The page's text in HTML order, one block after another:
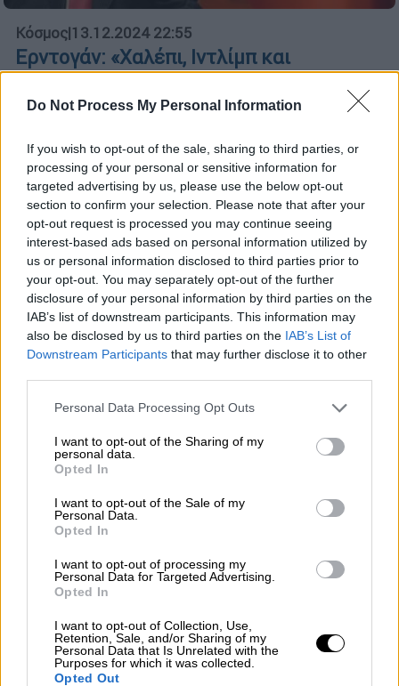
Do Not Process My Personal Information
If you wish to opt-out of the sale, sharing to third parties, or
processing of your personal or sensitive information for
targeted advertising by us, please use the below opt-out
section to confirm your selection. Please note that after your
opt-out request is processed you may continue seeing
interest-based ads based on personal information utilized by
us or personal information disclosed to third parties prior to
your opt-out. You may separately opt-out of the further
disclosure of your personal information by third parties on the
IAB’s list of downstream participants. This information may
also be disclosed by us to third parties on the IAB’s List of
Downstream Participants that may further disclose it to other
Please note that this website/app uses one or more Google
not limited to your visit or usage behaviour. You may click to
grant or deny consent to Google and its third-party tags to
use your data for below specified purposes in below Google
consent section.
Personal Data Processing Opt Outs
I want to opt-out of the Sharing of my
personal data.
Opted In
I want to opt-out of the Sale of my
Personal Data.
Opted In
I want to opt-out of processing my
Personal Data for Targeted Advertising.
Opted In
I want to opt-out of Collection, Use,
Retention, Sale, and/or Sharing of my
Personal Data that Is Unrelated with the
Purposes for which it was collected.
Opted Out
Κόσμος|13.12.2024 22:55
Ερντογάν: «Χαλέπι, Ιντλίμπ και
Δαμασκός θα μπορούσαν να είναι δικά
μας»
ο Τούρκος πρόεδρος απαντώντας στην
κριτική που δέχθηκε για την εμπλοκή της
χώρας στη Συρία
Κόσμος|13.12.2024 22:45
όπλων προς το Ισραήλ - Απορρίφθηκε
προσφυγή
Φιλοπαλαιστινιακές ΜΚΟ είχαν προσφύγει
στη Δικαιοσύνη προκειμένου να σταματήσει
η εξαγωγή όπλων